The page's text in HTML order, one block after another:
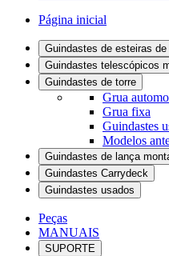
Página inicial
Guindastes de esteiras
Guindastes telescópicos
Guindastes de torre
Grua
Grua fixa
Guindastes
Modelos
Guindastes de lança
Guindastes Carrydeck
Guindastes usados
Peças
MANUAIS
SUPORTE